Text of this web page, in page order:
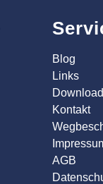
Blog
Links
Kontakt
AGB